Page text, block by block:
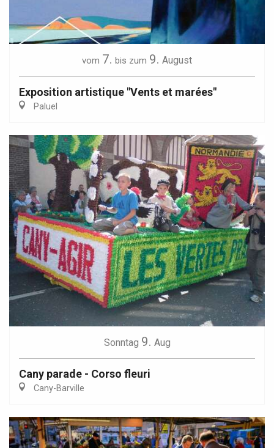
vom 7. bis zum 9. August
Exposition artistique "Vents et marées"
Paluel
Sonntag 9. Aug
Cany parade - Corso fleuri
Cany-Barville